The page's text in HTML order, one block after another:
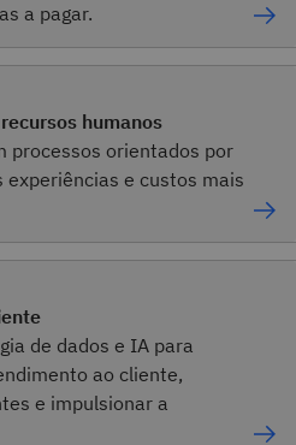
a pagar.
humanos
processos orientados por
experiências e custos mais
de dados e IA para
ao cliente,
e impulsionar a